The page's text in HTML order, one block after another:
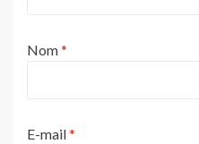
Nom*
E-mail*